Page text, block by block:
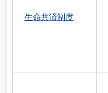
生命共済制度